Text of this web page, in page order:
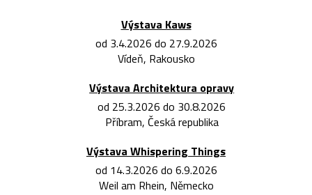
Výstava Kaws
od 3.4.2026 do 27.9.2026
Vídeň, Rakousko
Výstava Architektura opravy
od 25.3.2026 do 30.8.2026
Příbram, Česká republika
Výstava Whispering Things
od 14.3.2026 do 6.9.2026
Weil am Rhein, Německo